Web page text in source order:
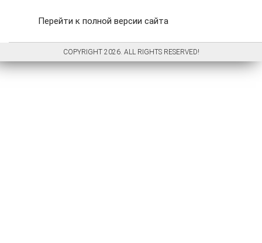
Перейти к полной версии сайта
COPYRIGHT 2026. ALL RIGHTS RESERVED!